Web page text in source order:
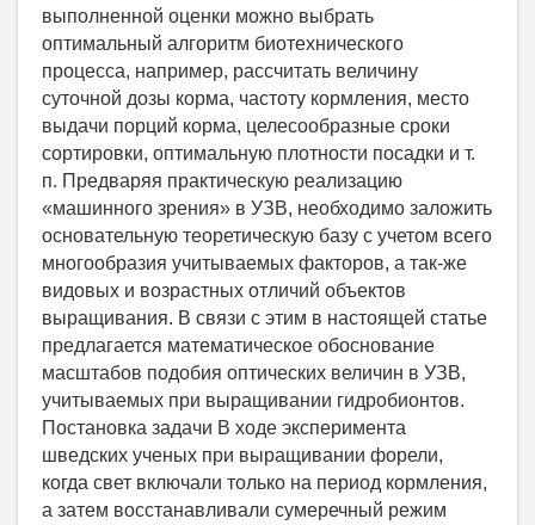
выполненной оценки можно выбрать
оптимальный алгоритм биотехнического
процесса, например, рассчитать величину
суточной дозы корма, частоту кормления, место
выдачи порций корма, целесообразные сроки
сортировки, оптимальную плотности посадки и т.
п. Предваряя практическую реализацию
«машинного зрения» в УЗВ, необходимо заложить
основательную теоретическую базу с учетом всего
многообразия учитываемых факторов, а так-же
видовых и возрастных отличий объектов
выращивания. В связи с этим в настоящей статье
предлагается математическое обоснование
масштабов подобия оптических величин в УЗВ,
учитываемых при выращивании гидробионтов.
Постановка задачи В ходе эксперимента
шведских ученых при выращивании форели,
когда свет включали только на период кормления,
а затем восстанавливали сумеречный режим